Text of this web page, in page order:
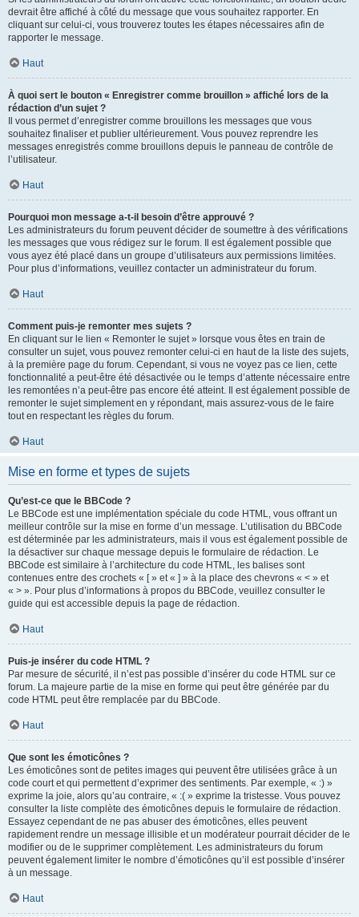
devrait être affiché à côté du message que vous souhaitez rapporter. En
cliquant sur celui-ci, vous trouverez toutes les étapes nécessaires afin de
rapporter le message.
Haut
À quoi sert le bouton « Enregistrer comme brouillon » affiché lors de la
rédaction d’un sujet ?
Il vous permet d’enregistrer comme brouillons les messages que vous
souhaitez finaliser et publier ultérieurement. Vous pouvez reprendre les
messages enregistrés comme brouillons depuis le panneau de contrôle de
l’utilisateur.
Haut
Pourquoi mon message a-t-il besoin d’être approuvé ?
Les administrateurs du forum peuvent décider de soumettre à des vérifications
les messages que vous rédigez sur le forum. Il est également possible que
vous ayez été placé dans un groupe d’utilisateurs aux permissions limitées.
Pour plus d’informations, veuillez contacter un administrateur du forum.
Haut
Comment puis-je remonter mes sujets ?
En cliquant sur le lien « Remonter le sujet » lorsque vous êtes en train de
consulter un sujet, vous pouvez remonter celui-ci en haut de la liste des sujets,
à la première page du forum. Cependant, si vous ne voyez pas ce lien, cette
fonctionnalité a peut-être été désactivée ou le temps d’attente nécessaire entre
les remontées n’a peut-être pas encore été atteint. Il est également possible de
remonter le sujet simplement en y répondant, mais assurez-vous de le faire
tout en respectant les règles du forum.
Haut
Mise en forme et types de sujets
Qu’est-ce que le BBCode ?
Le BBCode est une implémentation spéciale du code HTML, vous offrant un
meilleur contrôle sur la mise en forme d’un message. L’utilisation du BBCode
est déterminée par les administrateurs, mais il vous est également possible de
la désactiver sur chaque message depuis le formulaire de rédaction. Le
BBCode est similaire à l’architecture du code HTML, les balises sont
contenues entre des crochets « [ » et « ] » à la place des chevrons « < » et
« > ». Pour plus d’informations à propos du BBCode, veuillez consulter le
guide qui est accessible depuis la page de rédaction.
Haut
Puis-je insérer du code HTML ?
Par mesure de sécurité, il n’est pas possible d’insérer du code HTML sur ce
forum. La majeure partie de la mise en forme qui peut être générée par du
code HTML peut être remplacée par du BBCode.
Haut
Que sont les émoticônes ?
Les émoticônes sont de petites images qui peuvent être utilisées grâce à un
code court et qui permettent d’exprimer des sentiments. Par exemple, « :) »
exprime la joie, alors qu’au contraire, « :( » exprime la tristesse. Vous pouvez
consulter la liste complète des émoticônes depuis le formulaire de rédaction.
Essayez cependant de ne pas abuser des émoticônes, elles peuvent
rapidement rendre un message illisible et un modérateur pourrait décider de le
modifier ou de le supprimer complètement. Les administrateurs du forum
peuvent également limiter le nombre d’émoticônes qu’il est possible d’insérer
à un message.
Haut